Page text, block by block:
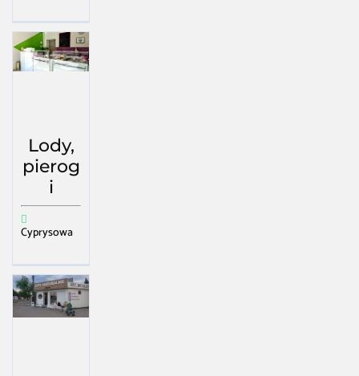
Lody,
pierog
i
Cyprysowa